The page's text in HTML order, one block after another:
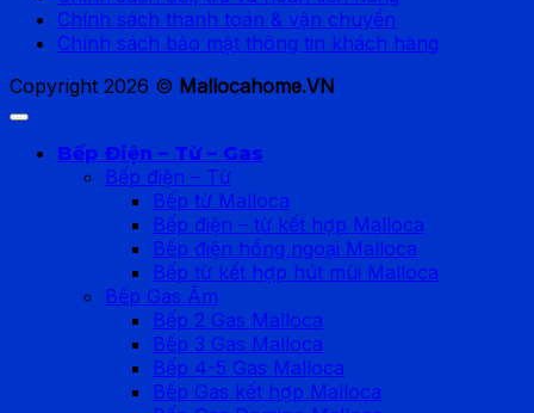
Chính sách thanh toán & vận chuyển
Chính sách bảo mật thông tin khách hàng
Copyright 2026 © Mallocahome.VN
Bếp Điện – Từ – Gas
Bếp điện – Từ
Bếp từ Malloca
Bếp điện – từ kết hợp Malloca
Bếp điện hồng ngoại Malloca
Bếp từ kết hợp hút mùi Malloca
Bếp Gas Âm
Bếp 2 Gas Malloca
Bếp 3 Gas Malloca
Bếp 4-5 Gas Malloca
Bếp Gas kết hợp Malloca